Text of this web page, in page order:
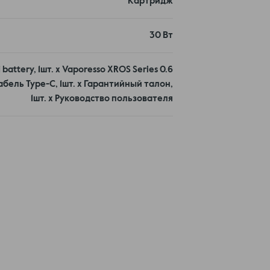
минут - это быстрее, чем допить латте.
Вкус чистый, мягкий и
всегда будут сухими.
30 Вт
battery, 1шт. х Vaporesso XROS Series 0.6
Type-C, 1шт. х Гарантийный талон,
1шт. х Руководство пользователя